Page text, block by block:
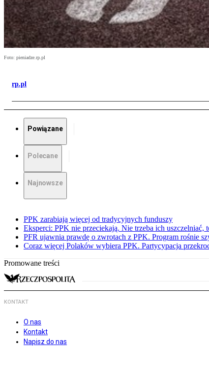
Foto: pieniadze.rp.pl
rp.pl
Powiązane
Polecane
Najnowsze
PPK zarabiają więcej od tradycyjnych funduszy
Eksperci: PPK nie przeciekają. Nie trzeba ich uszczelniać,
PFR ujawnia prawdę o zwrotach z PPK. Program rośnie
Coraz więcej Polaków wybiera PPK. Partycypacja
Promowane treści
KONTAKT
O nas
Kontakt
Napisz do nas